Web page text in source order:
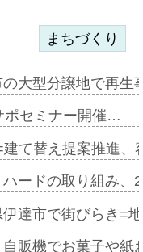
まちづくり
大型分譲地で再
ポセミナー開催…
て替え提案推進
ードの取り組み
達市で街びらき=
販機でお菓子や